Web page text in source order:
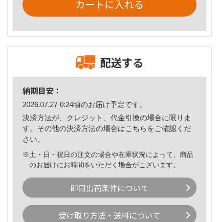
カートに入れる
配送する
納期目安：
2026.07.27 0:24頃のお届け予定です。
決済方法が、クレジット、代金引換の場合に限りま
す。その他の決済方法の場合はこちら をご確認くだ
さい。
※土・日・祝日の注文の場合や在庫状況によって、商品
のお届けにお時間をいただく場合がございます。
即日出荷条件について
受け取り方法・送料について